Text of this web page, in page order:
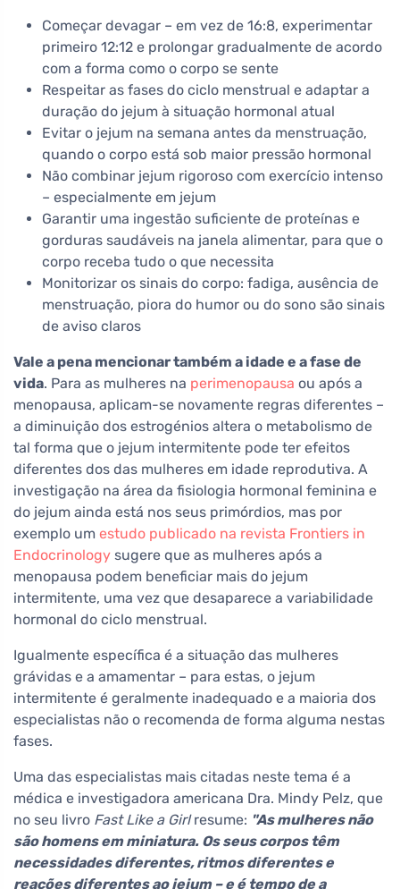
Começar devagar – em vez de 16:8, experimentar
primeiro 12:12 e prolongar gradualmente de acordo
com a forma como o corpo se sente
Respeitar as fases do ciclo menstrual e adaptar a
duração do jejum à situação hormonal atual
Evitar o jejum na semana antes da menstruação,
quando o corpo está sob maior pressão hormonal
Não combinar jejum rigoroso com exercício intenso
– especialmente em jejum
Garantir uma ingestão suficiente de proteínas e
gorduras saudáveis na janela alimentar, para que o
corpo receba tudo o que necessita
Monitorizar os sinais do corpo: fadiga, ausência de
menstruação, piora do humor ou do sono são sinais
de aviso claros
Vale a pena mencionar também a idade e a fase de
vida. Para as mulheres na perimenopausa ou após a
menopausa, aplicam-se novamente regras diferentes –
a diminuição dos estrogénios altera o metabolismo de
tal forma que o jejum intermitente pode ter efeitos
diferentes dos das mulheres em idade reprodutiva. A
investigação na área da fisiologia hormonal feminina e
do jejum ainda está nos seus primórdios, mas por
exemplo um estudo publicado na revista Frontiers in
Endocrinology sugere que as mulheres após a
menopausa podem beneficiar mais do jejum
intermitente, uma vez que desaparece a variabilidade
hormonal do ciclo menstrual.
Igualmente específica é a situação das mulheres
grávidas e a amamentar – para estas, o jejum
intermitente é geralmente inadequado e a maioria dos
especialistas não o recomenda de forma alguma nestas
fases.
Uma das especialistas mais citadas neste tema é a
médica e investigadora americana Dra. Mindy Pelz, que
no seu livro Fast Like a Girlresume: "As mulheres não
são homens em miniatura. Os seus corpos têm
necessidades diferentes, ritmos diferentes e
reações diferentes ao jejum – e é tempo de a